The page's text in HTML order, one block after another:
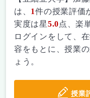
は、 1件の授業評価
実度は星5.0点、楽
ログインをして、
容をもとに、授業
ょう。
授業